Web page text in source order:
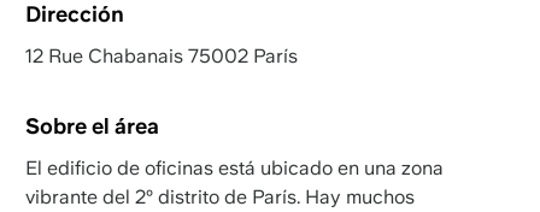
Dirección
12 Rue Chabanais 75002 París
Sobre el área
El edificio de oficinas está ubicado en una zona
vibrante del 2º distrito de París. Hay muchos